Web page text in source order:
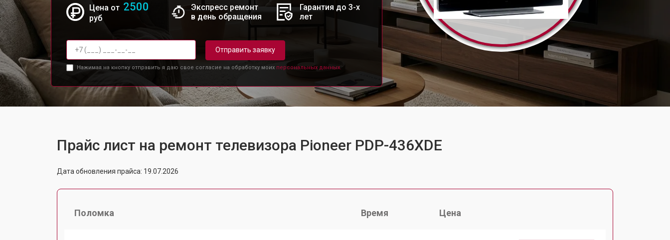
Цена от 2500
руб
Экспресс ремонт
в день обращения
Гарантия до 3-х
лет
Отправить заявку
Нажимая на кнопку отправить я даю свое согласие на обработку моих персональных данных.
Прайс лист на ремонт телевизора Pioneer PDP-436XDE
Дата обновления прайса: 19.07.2026
Поломка Время Цена